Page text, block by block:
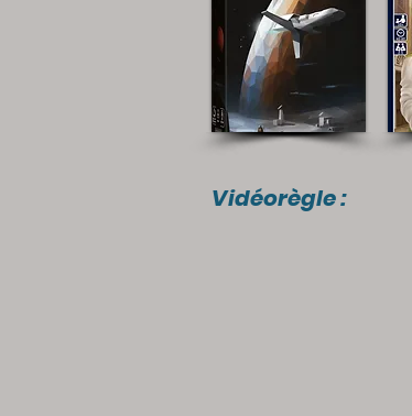
Vidéorègle :